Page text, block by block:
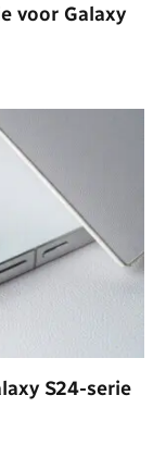
voor Galaxy
S24-serie